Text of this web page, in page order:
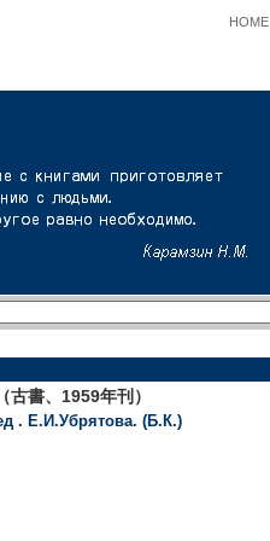
HOME
書、1959年刊）
. Е.И.Убрятова. (Б.К.)